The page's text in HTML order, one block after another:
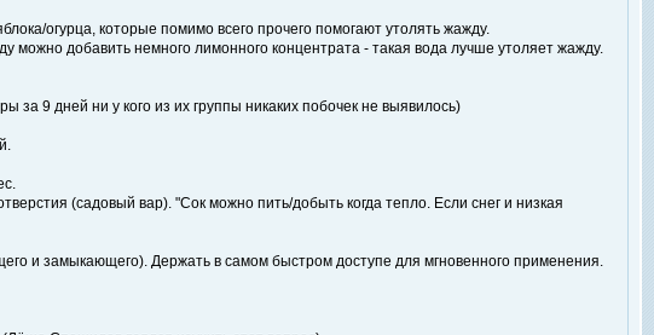
огурца, которые помимо всего прочего помогают утолять жажду.
добавить немного лимонного концентрата - такая вода лучше утоляет жажду.
за 9 дней ни у кого из их группы никаких побочек не выявилось)
(садовый вар). "Сок можно пить/добыть когда тепло. Если снег и низкая
и замыкающего). Держать в самом быстром доступе для мгновенного применения.